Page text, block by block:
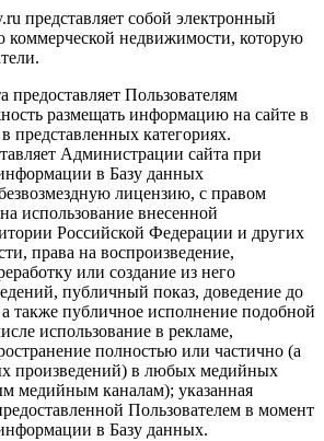
представляет собой электронный
коммерческой недвижимости, которую
предоставляет Пользователям
размещать информацию на сайте в
представленных категориях.
Администрации сайта при
в Базу данных
лицензию, с правом
использование внесенной
Российской Федерации и других
права на воспроизведение,
или создание из него
публичный показ, доведение до
также публичное исполнение подобной
использование в рекламе,
полностью или частично (а
произведений) в любых медийных
медийным каналам); указанная
Пользователем в момент
в Базу данных.